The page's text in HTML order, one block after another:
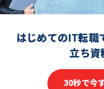
はじめてのIT転職
立ち資
30秒で今